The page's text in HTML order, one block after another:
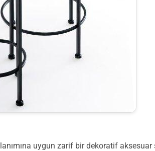
uygun zarif bir dekoratif